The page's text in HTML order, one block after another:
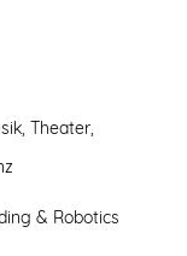
Theater,
& Robotics